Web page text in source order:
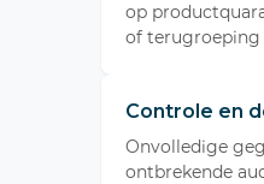
op
of terugroeping
Controle en
Onvolledige
ontbrekende